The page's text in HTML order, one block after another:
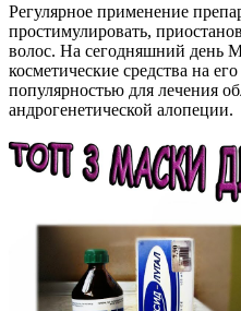
Регулярное применение
простимулировать,
волос. На сегодняшний день
косметические средства на
популярностью для лечения
андрогенетической алопеции.